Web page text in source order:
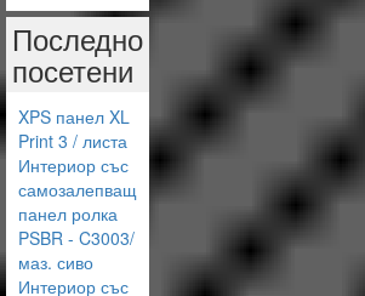
Последно
посетени
XPS панел XL
Print 3 / листа
Интериор със
самозалепващ
панел ролка
PSBR - C3003/
маз. сиво
Интериор със